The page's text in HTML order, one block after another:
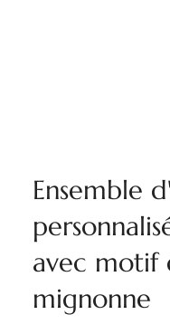
Ensemble
avec motif
mignonne